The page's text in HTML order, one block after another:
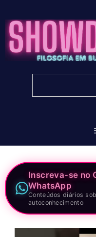
para
conteúdo
Inscreva-se no
WhatsApp
Conteúdos diários
autoconhecimento